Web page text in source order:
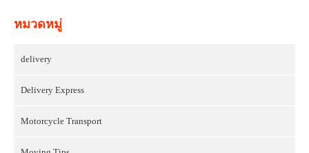
หมวดหมู่
delivery
Delivery Express
Motorcycle Transport